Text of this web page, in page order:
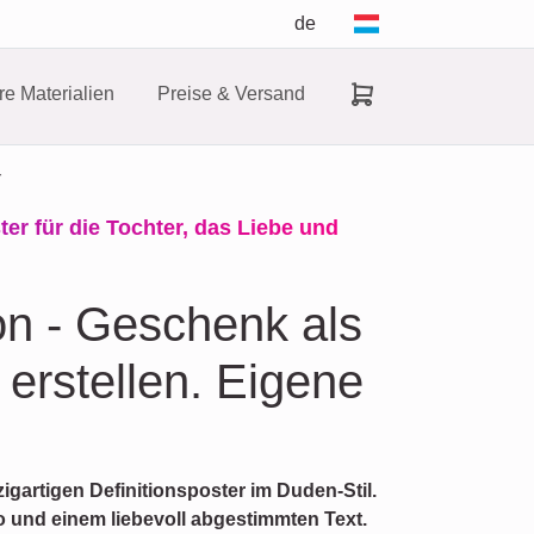
de
Materialien Preise & Versand
für die Tochter, das Liebe und
- Geschenk als
Eigene
Definitionsposter im Duden-Stil.
einem liebevoll abgestimmten Text.